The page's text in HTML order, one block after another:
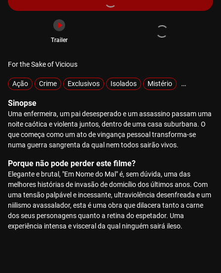
Trailer
For the Sake of Vicious
Ação Crime Exclusivos Isolados Mistério Raptados
Sinopse
Uma enfermeira, um pai desesperado e um assassino passam uma
noite caótica e violenta juntos, dentro de uma casa suburbana. O
que começa como um ato de vingança pessoal transforma-se
numa guerra sangrenta da qual nem todos sairão vivos.
Porque não pode perder este filme?
Elegante e brutal, "Em Nome do Mal" é, sem dúvida, uma das
melhores histórias de invasão de domicílio dos últimos anos. Com
uma tensão palpável e incessante, ultraviolência desenfreada e um
niilismo avassalador, esta é uma obra que dilacera tanto a carne
dos seus personagens quanto a retina do espetador. Uma
experiência intensa e visceral da qual ninguém sairá ileso.